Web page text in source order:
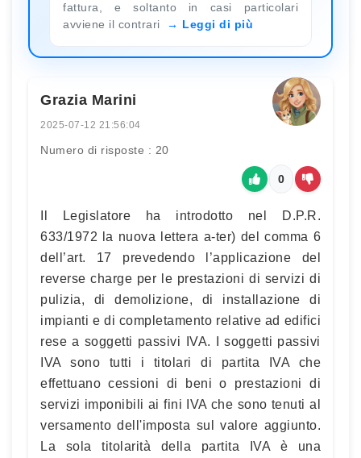
fattura, e soltanto in casi particolari
avviene il contrari
Leggi di più
Grazia Marini
2025-07-12 21:56:04
Numero di risposte : 20
0
Il Legislatore ha introdotto nel D.P.R.
633/1972 la nuova lettera a-ter) del comma 6
dell’art. 17 prevedendo l’applicazione del
reverse charge per le prestazioni di servizi di
pulizia, di demolizione, di installazione di
impianti e di completamento relative ad edifici
rese a soggetti passivi IVA. I soggetti passivi
IVA sono tutti i titolari di partita IVA che
effettuano cessioni di beni o prestazioni di
servizi imponibili ai fini IVA che sono tenuti al
versamento dell'imposta sul valore aggiunto.
La sola titolarità della partita IVA è una